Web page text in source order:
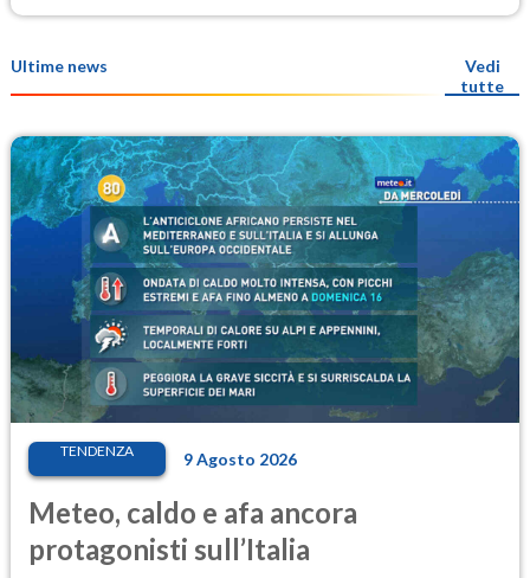
Ultime news
Vedi
tutte
TENDENZA 9 Agosto 2026
Meteo, caldo e afa ancora
protagonisti sull’Italia